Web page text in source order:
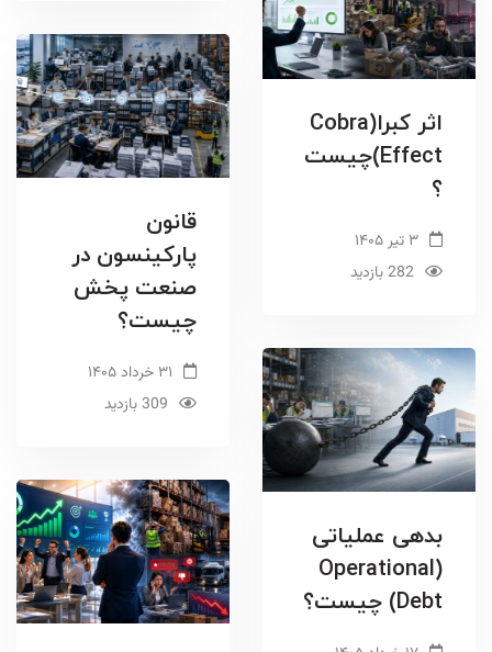
اثر کبرا(Cobra
Effect)چیست
؟
282 بازدید
قانون
پارکینسون در
صنعت پخش
چیست؟
309 بازدید
بدهی عملیاتی
(Operational
Debt) چیست؟